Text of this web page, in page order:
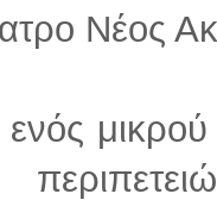
Νέος
ενός